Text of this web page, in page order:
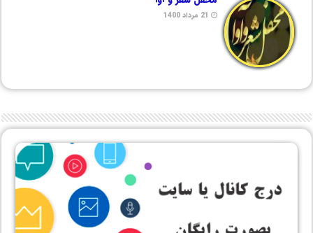
21 مرداد 1400